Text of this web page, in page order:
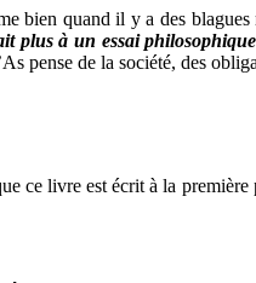
bien quand il y a des
plus à un essai
pense de la société, des
ce livre est écrit à la première